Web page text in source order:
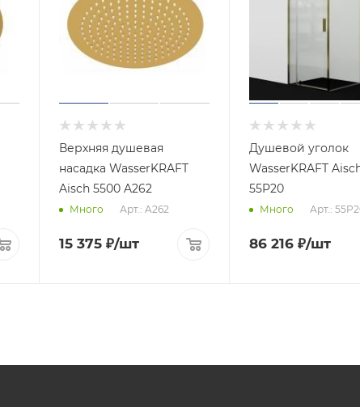
Верхняя душевая
насадка WasserKRAFT
Aisch 5500 A262
Много Арт.: A262
15 375 ₽/шт
Душевой уголок
WasserKRAFT
55P20
Много Арт.:
86 216 ₽/шт